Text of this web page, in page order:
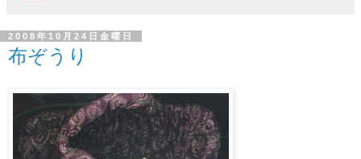
2008年10月24日金曜日
布ぞうり